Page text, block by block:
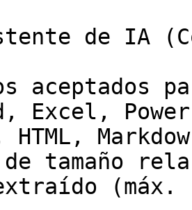
de IA
aceptados
Excel,
HTML,
tamaño
(máx.